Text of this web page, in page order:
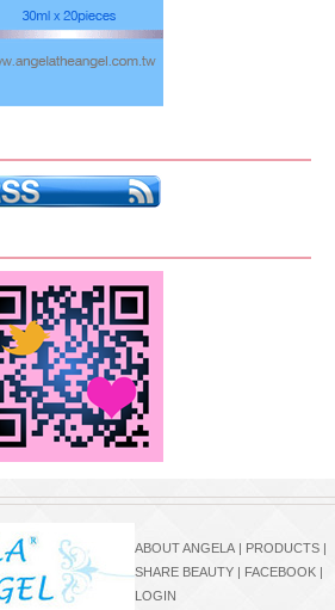
ABOUT ANGELA | PRODUCTS |
SHARE BEAUTY | FACEBOOK |
LOGIN